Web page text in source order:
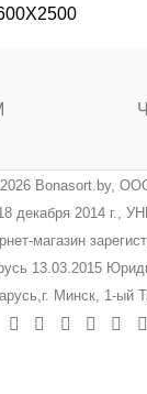
Bonasort.by,
декабря 2014 г.,
магазин
13.03.2015
Минск, 1-ый